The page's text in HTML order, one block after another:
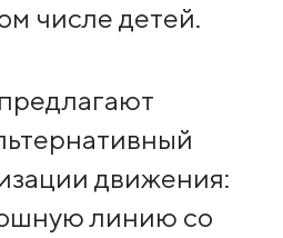
числе детей.
движения:
линию со